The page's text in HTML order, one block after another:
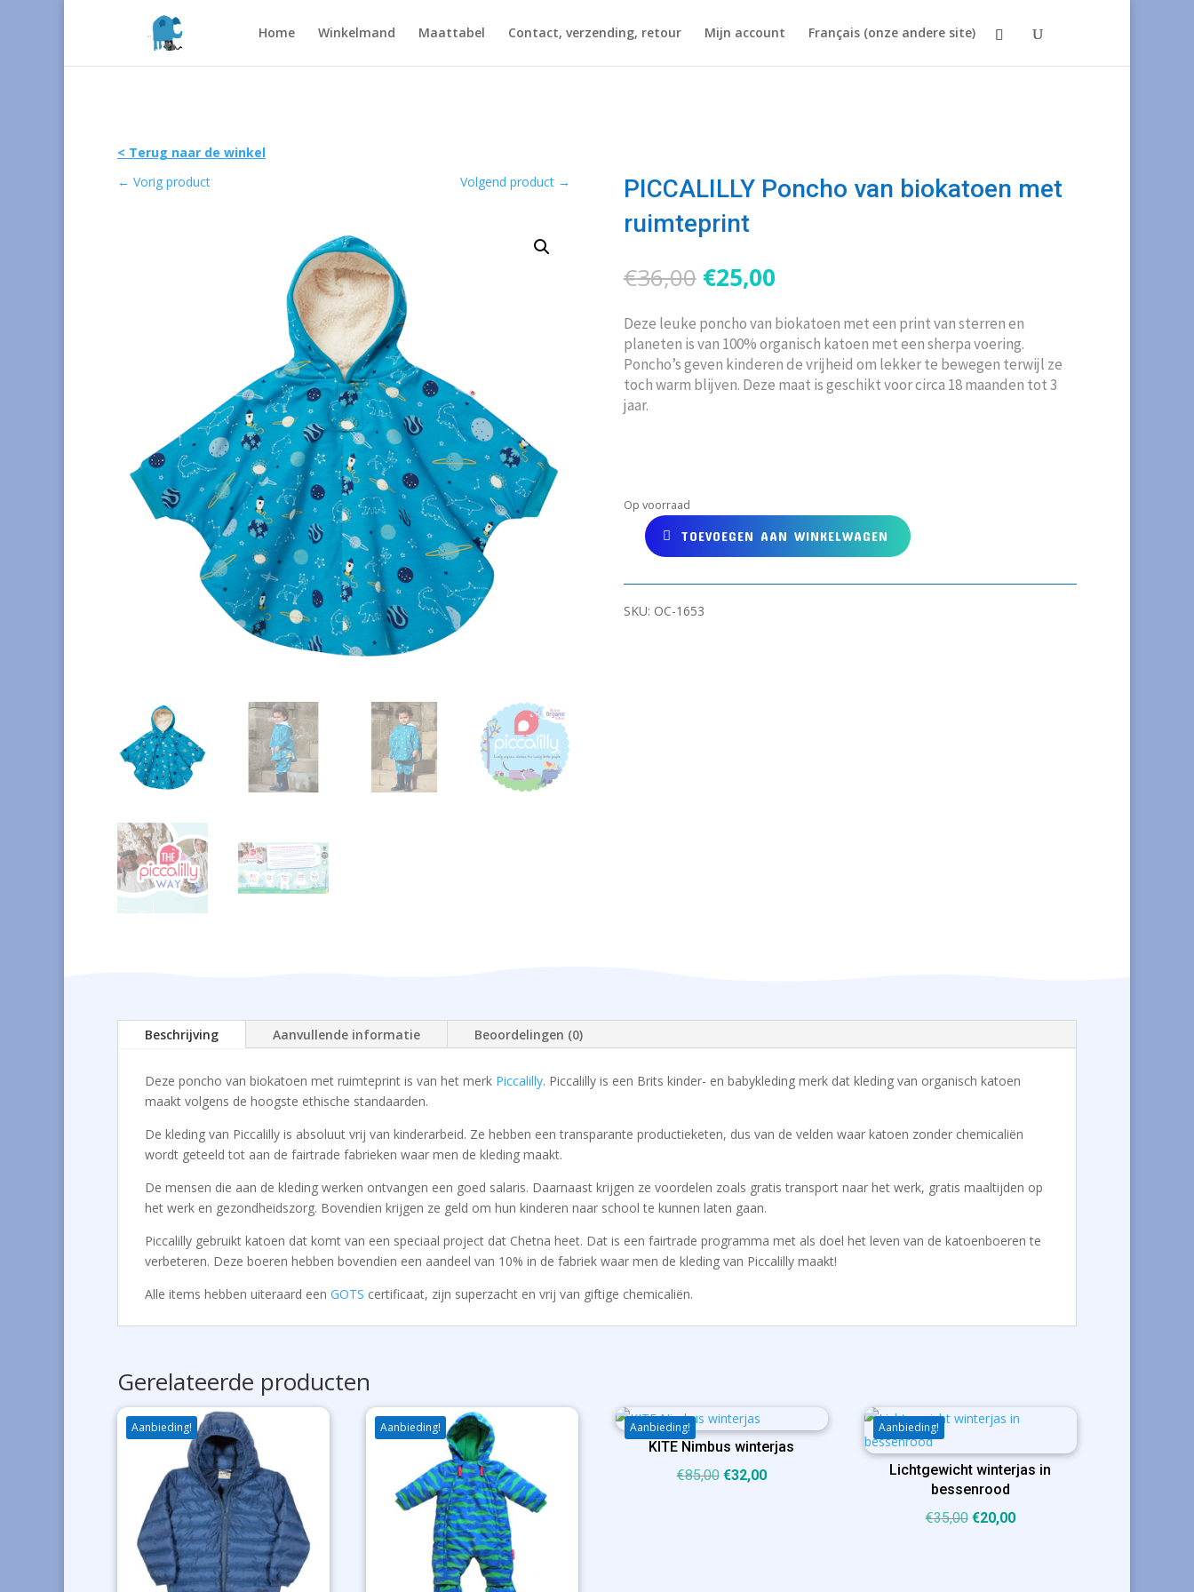
Home Winkelmand Maattabel Contact, verzending, retour Mijn account Français (onze andere site)
< Terug naar de winkel
← Vorig product Volgend product →
PICCALILLY Poncho van biokatoen met
ruimteprint
€36,00 Oorspronkelijke
prijs
was:
€36,00.
€25,00Huidige
is:
€25,00.
Deze leuke poncho van biokatoen met een print van sterren en
planeten is van 100% organisch katoen met een sherpa voering.
Poncho’s geven kinderen de vrijheid om lekker te bewegen terwijl ze
toch warm blijven. Deze maat is geschikt voor circa 18 maanden tot 3
jaar.
Op voorraad
PICCALILLY
van
biokatoen
TOEVOEGEN AAN WINKELWAGEN
SKU: OC-1653
Beschrijving Aanvullende informatie Beoordelingen (0)
Deze poncho van biokatoen met ruimteprint is van het merk Piccalilly. Piccalilly is een Brits kinder- en babykleding merk dat kleding van organisch katoen
maakt volgens de hoogste ethische standaarden.
De kleding van Piccalilly is absoluut vrij van kinderarbeid. Ze hebben een transparante productieketen, dus van de velden waar katoen zonder chemicaliën
wordt geteeld tot aan de fairtrade fabrieken waar men de kleding maakt.
De mensen die aan de kleding werken ontvangen een goed salaris. Daarnaast krijgen ze voordelen zoals gratis transport naar het werk, gratis maaltijden op
het werk en gezondheidszorg. Bovendien krijgen ze geld om hun kinderen naar school te kunnen laten gaan.
Piccalilly gebruikt katoen dat komt van een speciaal project dat Chetna heet. Dat is een fairtrade programma met als doel het leven van de katoenboeren te
verbeteren. Deze boeren hebben bovendien een aandeel van 10% in de fabriek waar men de kleding van Piccalilly maakt!
Alle items hebben uiteraard een GOTS certificaat, zijn superzacht en vrij van giftige chemicaliën.
Gerelateerde producten
Aanbieding! Aanbieding! Aanbieding!
KITE Nimbus winterjas
€85,00 Oorspronkelijke
€32,00Huidige
Aanbieding!
Lichtgewicht winterjas in
bessenrood
€35,00 Oorspronkelijke
€20,00Huidige